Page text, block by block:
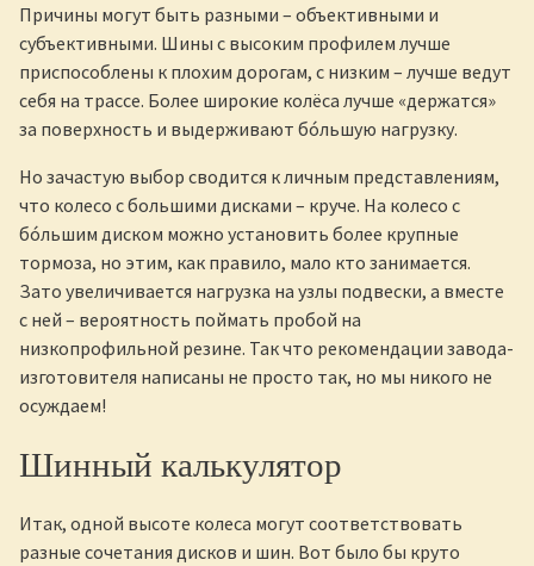
Причины могут быть разными – объективными и
субъективными. Шины с высоким профилем лучше
приспособлены к плохим дорогам, с низким – лучше ведут
себя на трассе. Более широкие колёса лучше «держатся»
за поверхность и выдерживают бóльшую нагрузку.
Но зачастую выбор сводится к личным представлениям,
что колесо с большими дисками – круче. На колесо с
бóльшим диском можно установить более крупные
тормоза, но этим, как правило, мало кто занимается.
Зато увеличивается нагрузка на узлы подвески, а вместе
с ней – вероятность поймать пробой на
низкопрофильной резине. Так что рекомендации завода-
изготовителя написаны не просто так, но мы никого не
осуждаем!
Шинный калькулятор
Итак, одной высоте колеса могут соответствовать
разные сочетания дисков и шин. Вот было бы круто